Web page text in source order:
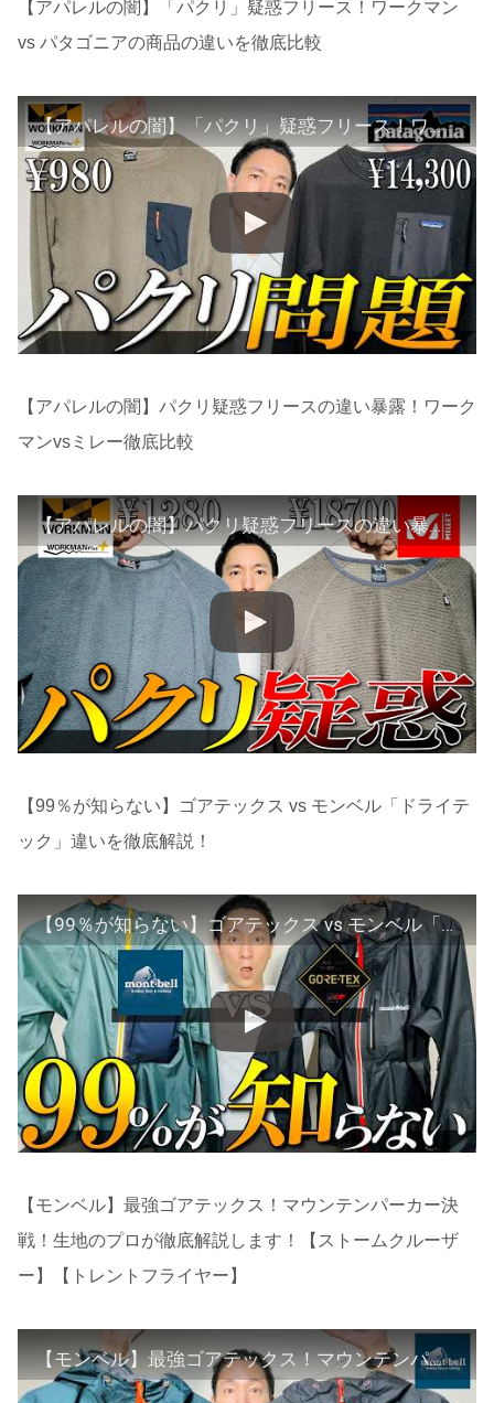
【アパレルの闇】「パクリ」疑惑フリース！ワークマン
vs パタゴニアの商品の違いを徹底比較
【アパレルの闇】「パクリ」疑惑フリース！ワークマン vs パタゴニアの商品の違いを徹底比較
【アパレルの闇】パクリ疑惑フリースの違い暴露！ワーク
マンvsミレー徹底比較
【アパレルの闇】パクリ疑惑フリースの違い暴露！ワークマンvsミレー徹底比較
【99％が知らない】ゴアテックス vs モンベル「ドライテ
ック」違いを徹底解説！
【99％が知らない】ゴアテックス vs モンベル「ドライテック」違いを徹底解説！
【モンベル】最強ゴアテックス！マウンテンパーカー決
戦！生地のプロが徹底解説します！【ストームクルーザ
ー】【トレントフライヤー】
【モンベル】最強ゴアテックス！マウンテンパーカー決戦！生地のプロが徹底解説します！【ストームクルーザー】【トレントフライヤー】